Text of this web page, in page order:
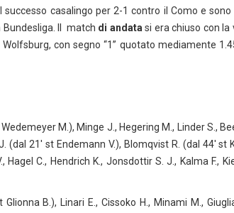
casalingo per 2-1 contro il Como e
Bundesliga. Il match di andata si era chiuso con
Wolfsburg, con segno “1” quotato mediamente
M.), Minge J., Hegering M., Linder S.,
21′ st Endemann V.), Blomqvist R. (dal 44′ st
Hagel C., Hendrich K., Jonsdottir S. J., Kalma F.,
B.), Linari E., Cissoko H., Minami M.,